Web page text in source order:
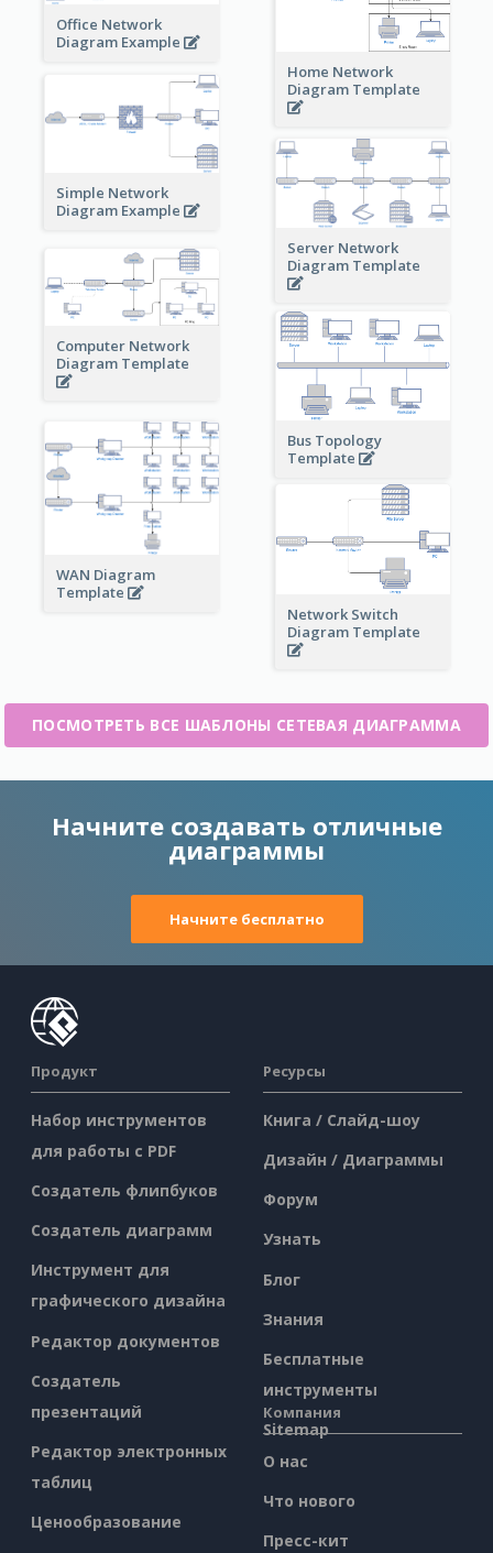
Office Network
Diagram Example
Home Network
Diagram Template
Simple Network
Diagram Example
Server Network
Diagram Template
Computer Network
Diagram Template
Bus Topology
Template
WAN Diagram
Template
Network Switch
Diagram Template
ПОСМОТРЕТЬ ВСЕ ШАБЛОНЫ СЕТЕВАЯ ДИАГРАММА
Начните создавать отличные
диаграммы
Начните бесплатно
Продукт
Набор инструментов
для работы с PDF
Создатель флипбуков
Создатель диаграмм
Инструмент для
графического дизайна
Редактор документов
Создатель
презентаций
Редактор электронных
таблиц
Ценообразование
Ресурсы
Книга / Слайд-шоу
Дизайн / Диаграммы
Форум
Узнать
Блог
Знания
Бесплатные
инструменты
Sitemap
Компания
О нас
Что нового
Пресс-кит